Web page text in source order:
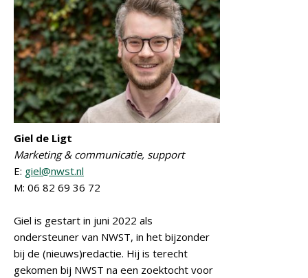
Giel de Ligt
Marketing & communicatie, support
E: giel@nwst.nl
M: 06 82 69 36 72
Giel is gestart in juni 2022 als
ondersteuner van NWST, in het bijzonder
bij de (nieuws)redactie. Hij is terecht
gekomen bij NWST na een zoektocht voor